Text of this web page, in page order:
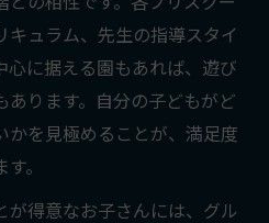
につく集団適応力と社会
生活に適したプリスクー
で生活リズムを整える工
ュラム、先生の指導スタイ
に据える園もあれば、遊び
ります。自分の子どもがど
かを見極めることが、満足度
。
が得意なお子さんには、グル